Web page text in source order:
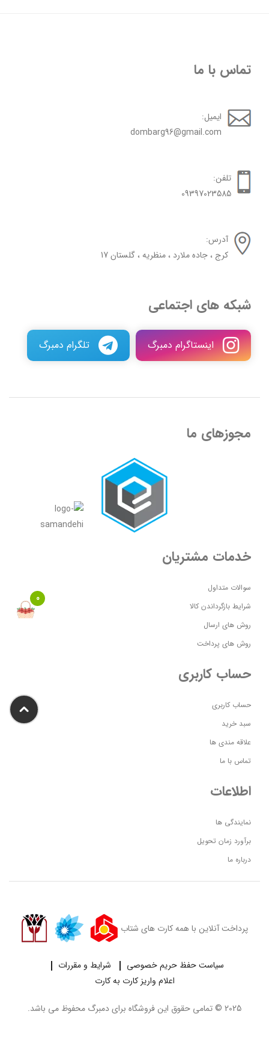
تماس با ما
ایمیل:
dombarg96@gmail.com
تلفن:
09397023585
آدرس:
کرج ، جاده ملارد ، منظریه ، گلستان 17
شبکه های اجتماعی
اینستاگرام دمبرگ تلگرام دمبرگ
مجوزهای ما
خدمات مشتریان
سوالات متداول
شرایط بازگرداندن کالا
روش های ارسال
روش های پرداخت
حساب کاربری
حساب کاربری
سبد خرید
علاقه مندی ها
تماس با ما
اطلاعات
نمایندگی ها
برآورد زمان تحویل
درباره ما
پرداخت آنلاین با همه کارت های شتاب
سیاست حفظ حریم خصوصی
شرایط و مقررات
اعلام واریز کارت به کارت
2025 © تمامی حقوق این فروشگاه برای دمبرگ محفوظ می باشد.
0